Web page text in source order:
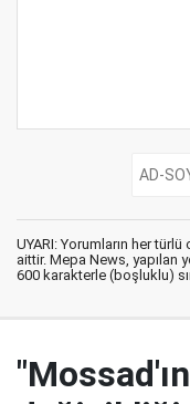
UYARI: Yorumların her
aittir. Mepa News, yapılan
600 karakterle (boşluklu)